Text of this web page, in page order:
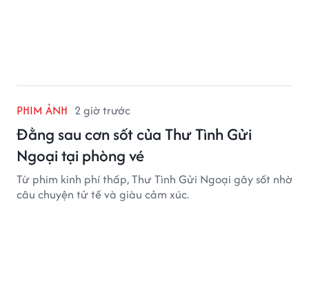
PHIM ẢNH 2 giờ trước
Đằng sau cơn sốt của Thư Tình Gửi
Ngoại tại phòng vé
Từ phim kinh phí thấp, Thư Tình Gửi Ngoại gây sốt nhờ
câu chuyện tử tế và giàu cảm xúc.